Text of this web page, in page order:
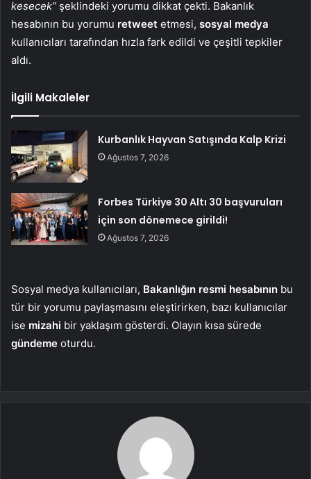
kesecek” şeklindeki yorumu dikkat çekti. Bakanlık
hesabının bu yorumu retweet etmesi, sosyal medya
kullanıcıları tarafından hızla fark edildi ve çeşitli tepkiler
aldı.
İlgili Makaleler
Kurbanlık Hayvan Satışında Kalp Krizi
Ağustos 7, 2026
Forbes Türkiye 30 Altı 30 başvuruları
için son dönemece girildi!
Ağustos 7, 2026
Sosyal medya kullanıcıları, Bakanlığın resmi hesabının bu
tür bir yorumu paylaşmasını eleştirirken, bazı kullanıcılar
ise mizahi bir yaklaşım gösterdi. Olayın kısa sürede
gündeme oturdu.